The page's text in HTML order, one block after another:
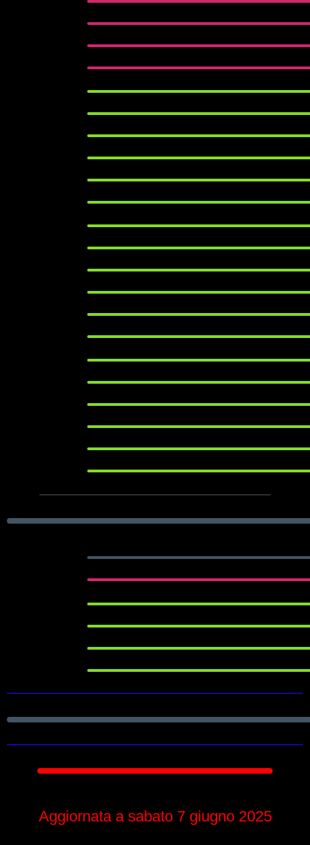
Aggiornata a sabato 7 giugno 2025